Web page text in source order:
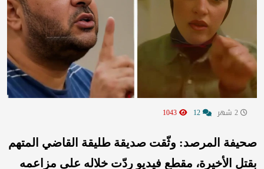
صحيفة المرصد: وثّقت صديقة طليقة القاضي المتهم
بقتل الأخيرة، مقطع فيديو ردّت خلاله على مزاعمه